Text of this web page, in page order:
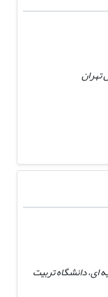
تهران
ای، دانشگاه تربیت